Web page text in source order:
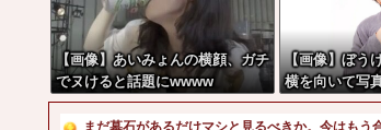
【画像】あいみょんの横顔、ガチ
でヌけると話題にwwww
【画像】ぼう
横を向いて写
か？！」→結
w
まだ墓石があるだけマシと見るべきか。今はもう